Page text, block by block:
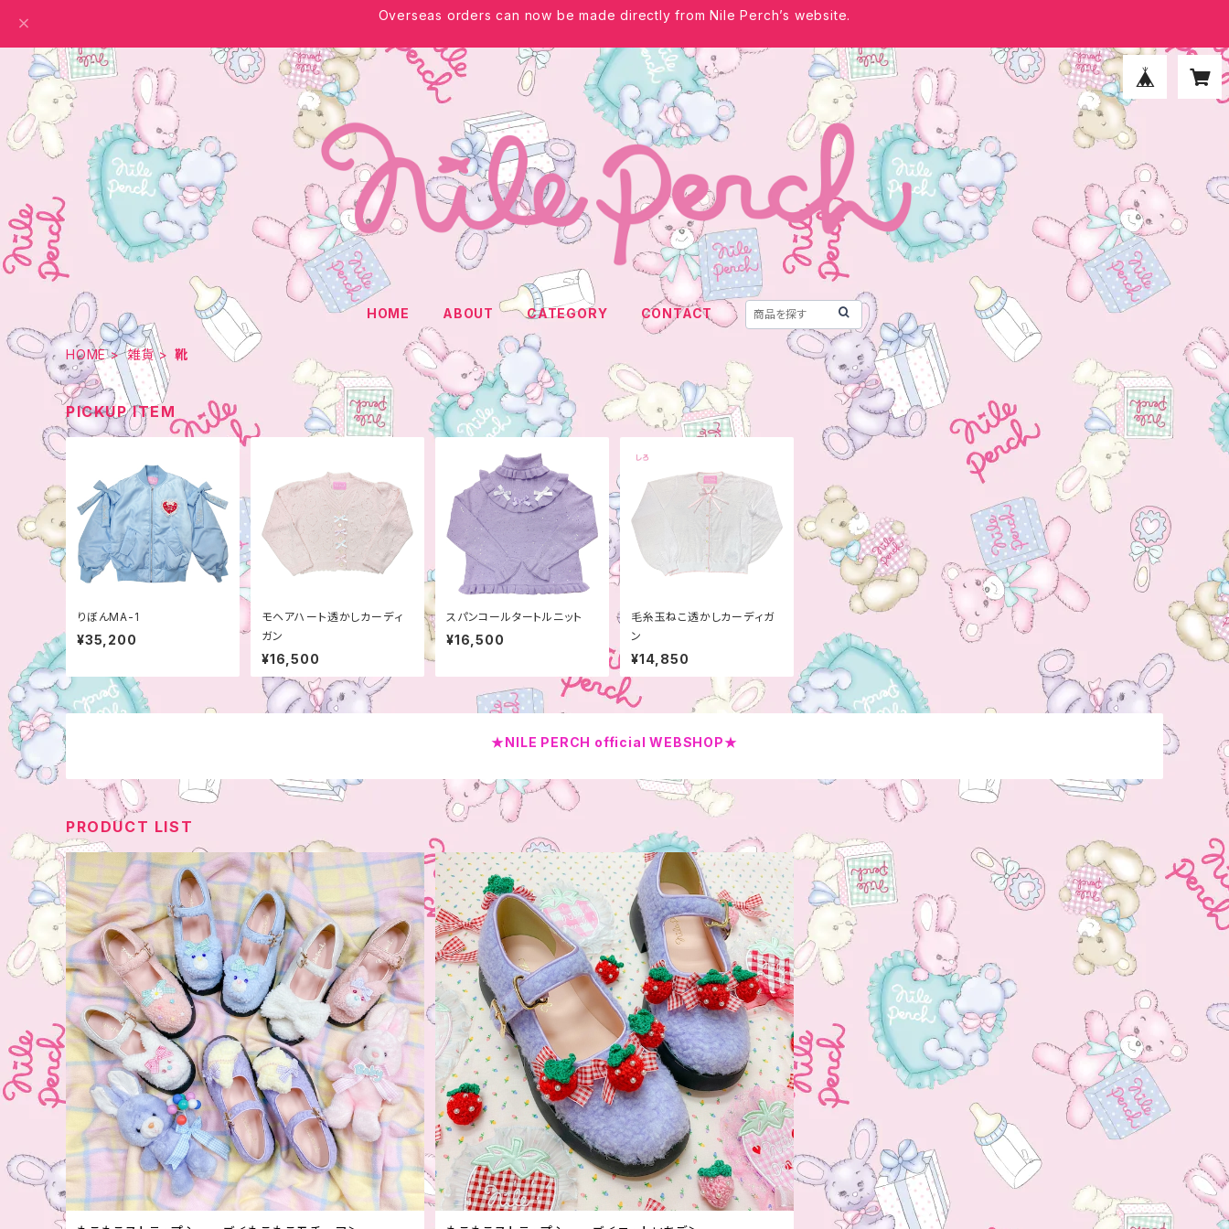
Overseas orders can now be made directly from Nile Perch’s website.
HOME ABOUT CATEGORY CONTACT
HOME 雑貨 靴
PICKUP ITEM
りぼんMA-1
¥35,200
モヘアハート透かしカーディ
ガン
¥16,500
スパンコールタートルニット
¥16,500
毛糸玉ねこ透かしカーディガ
ン
¥14,850
★NILE PERCH official WEBSHOP★
PRODUCT LIST